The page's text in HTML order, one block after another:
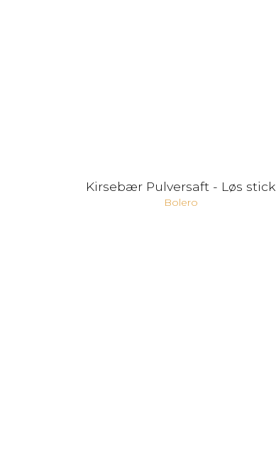
Kirsebær Pulversaft - Løs stick
Bolero